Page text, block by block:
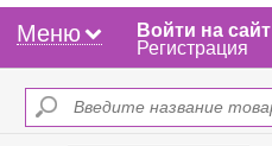
Меню
Войти на сайт
Регистрация